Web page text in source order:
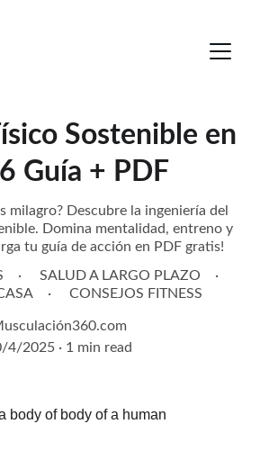
Sostenible en
Guía + PDF
milagro? Descubre la ingeniería del
Domina mentalidad, entreno y
tu guía de acción en PDF gratis!
SALUD A LARGO PLAZO
CONSEJOS FITNESS
4/2025
1 min read